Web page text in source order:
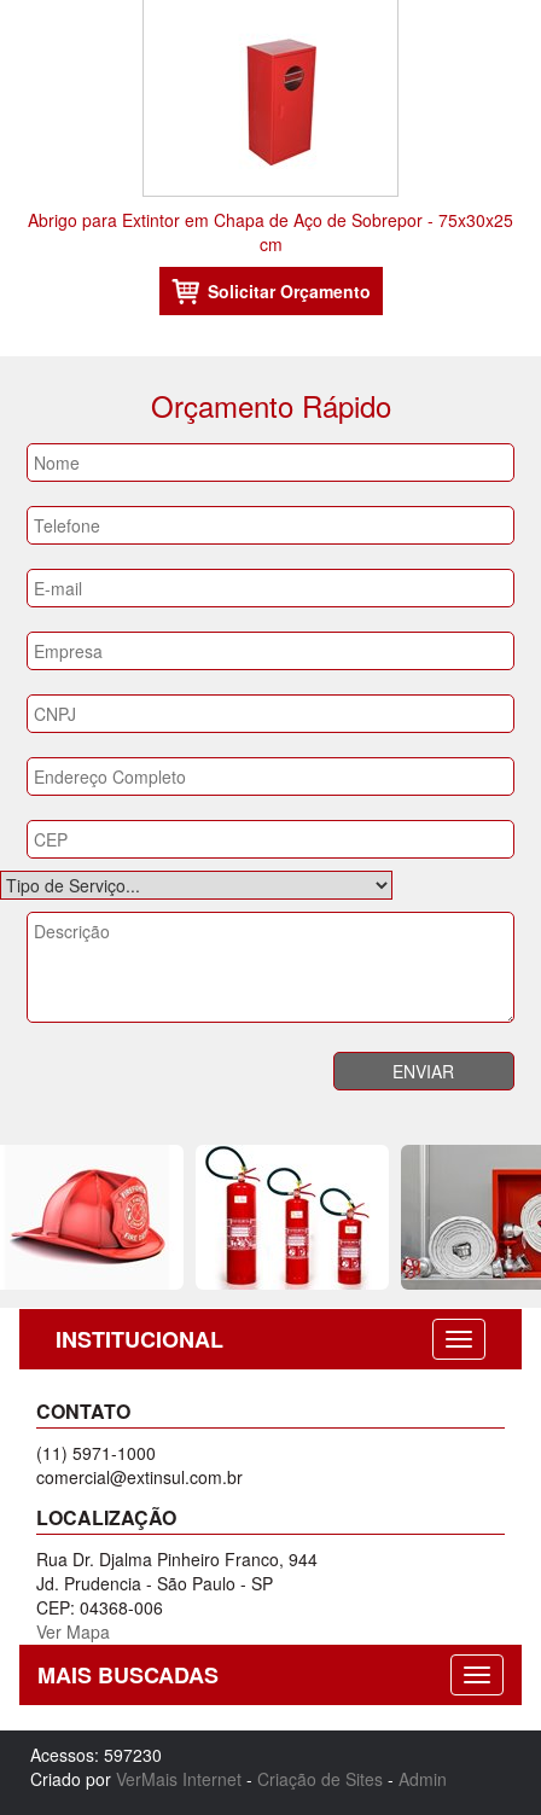
Abrigo para Extintor em Chapa de Aço de Sobrepor - 75x30x25
cm
Orçamento Rápido
INSTITUCIONAL
CONTATO
(11) 5971-1000
comercial@extinsul.com.br
LOCALIZAÇÃO
Rua Dr. Djalma Pinheiro Franco, 944
Jd. Prudencia - São Paulo - SP
CEP: 04368-006
Ver Mapa
MAIS BUSCADAS
Acessos: 597230
Criado por VerMais Internet - Criação de Sites - Admin